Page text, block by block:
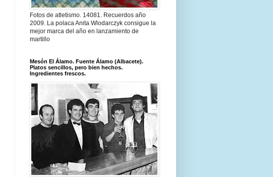
Fotos de atletismo. 14081. Recuerdos año
2009. La polaca Anita Wlodarczyk consigue la
mejor marca del año en lanzamiento de
martillo
Mesón El Álamo. Fuente Álamo (Albacete).
Platos sencillos, pero bien hechos.
Ingredientes frescos.